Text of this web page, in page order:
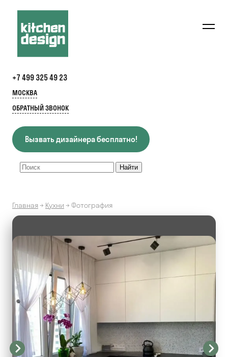
+7 499 325 49 23
МОСКВА
ОБРАТНЫЙ ЗВОНОК
Вызвать дизайнера бесплатно!
Главная→ Кухни → Фотография